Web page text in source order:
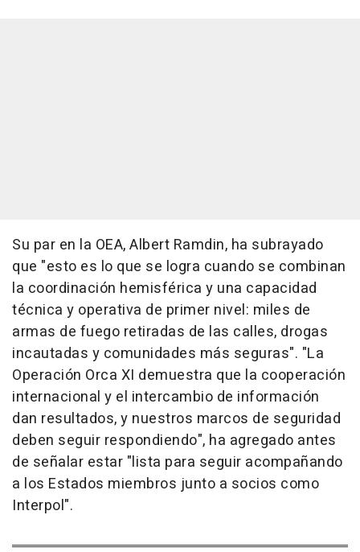
Su par en la OEA, Albert Ramdin, ha subrayado
que "esto es lo que se logra cuando se combinan
la coordinación hemisférica y una capacidad
técnica y operativa de primer nivel: miles de
armas de fuego retiradas de las calles, drogas
incautadas y comunidades más seguras". "La
Operación Orca XI demuestra que la cooperación
internacional y el intercambio de información
dan resultados, y nuestros marcos de seguridad
deben seguir respondiendo", ha agregado antes
de señalar estar "lista para seguir acompañando
a los Estados miembros junto a socios como
Interpol".